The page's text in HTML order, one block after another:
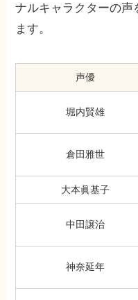
ナルキャラクターの声
ます。
声優
堀内賢雄
倉田雅世
大本眞基子
中田譲治
神奈延年